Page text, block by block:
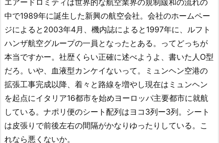
エアードロミティは世界的な航空業界の規制緩和の流れの
中で1989年に誕生した新興の航空会社。会社のホームペー
ジによると2003年4月、機内誌によると1997年に、ルフト
ハンザ航空グループの一員となったとある。ってどっちが
本当ですかー。社歴くらい正確に述べようよ、書いた人O型
だろ。いや、血液型カンケイないって。ミュンヘン空港の
拡張工事完成以降、着々と路線を増やし現在はミュンヘン
を起点にイタリア16都市を始めヨーロッパ主要都市に就航
している。ナポリ便のシート配列はヨコ3列ー3列。シート
は皮張りで前後左右の間隔がかなりゆったりしている。こ
れなら悪くないか。